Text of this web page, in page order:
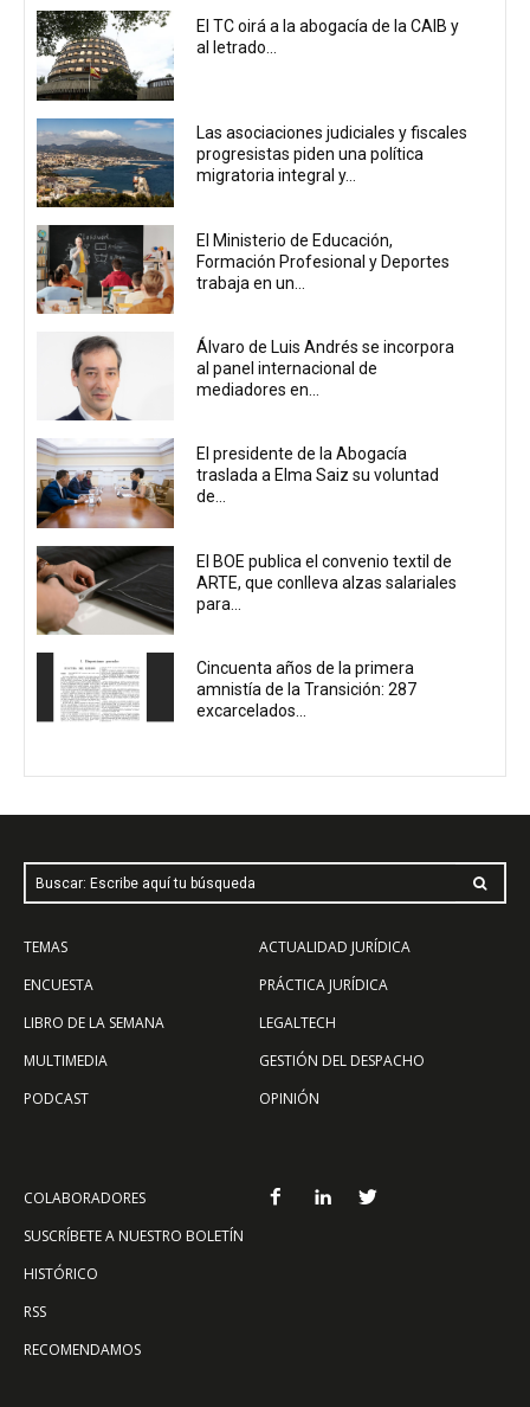
El TC oirá a la abogacía de la CAIB y
al letrado...
Las asociaciones judiciales y fiscales
progresistas piden una política
migratoria integral y...
El Ministerio de Educación,
Formación Profesional y Deportes
trabaja en un...
Álvaro de Luis Andrés se incorpora
al panel internacional de
mediadores en...
El presidente de la Abogacía
traslada a Elma Saiz su voluntad
de...
El BOE publica el convenio textil de
ARTE, que conlleva alzas salariales
para...
Cincuenta años de la primera
amnistía de la Transición: 287
excarcelados...
Buscar: Escribe aquí tu búsqueda
TEMAS
ENCUESTA
LIBRO DE LA SEMANA
MULTIMEDIA
PODCAST
ACTUALIDAD JURÍDICA
PRÁCTICA JURÍDICA
LEGALTECH
GESTIÓN DEL DESPACHO
OPINIÓN
COLABORADORES
SUSCRÍBETE A NUESTRO BOLETÍN
HISTÓRICO
RSS
RECOMENDAMOS